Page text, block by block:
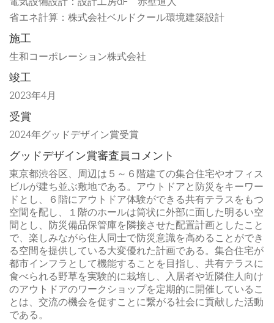
省エネ計算：株式会社ベルドクール環境建築設計
施工
生和コーポレーション株式会社
竣工
2023年4月
受賞
2024年グッドデザイン賞受賞
グッドデザイン賞審査員コメント
東京都渋谷区、周辺は５～６階建ての集合住宅やオフィス
ビルが建ち並ぶ敷地である。アウトドアと防災をキーワー
ドとし、６階にアウトドア体験ができる共有テラスをもつ
空間を配し、１階のホールは筒状に外部に面した明るい空
間とし、防災備品保管庫を隣接させた配置計画としたこと
で、楽しみながら住人同士で防災意識を高めることができ
る空間を提供している大変優れた計画である。集合住宅が
都市インフラとして機能することを目指し、共有テラスに
食べられる野草を実験的に栽培し、入居者や近隣住人向け
のアウトドアのワークショップを定期的に開催しているこ
とは、交流の機会を促すことに繋がる社会に貢献した活動
である。